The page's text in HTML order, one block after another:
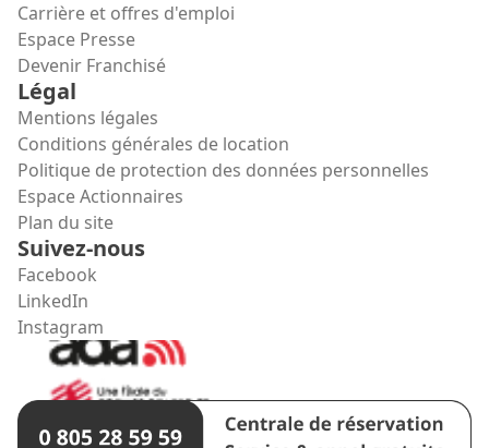
Carrière et offres d'emploi
Espace Presse
Devenir Franchisé
Légal
Mentions légales
Conditions générales de location
Politique de protection des données personnelles
Espace Actionnaires
Plan du site
Suivez-nous
Facebook
LinkedIn
Instagram